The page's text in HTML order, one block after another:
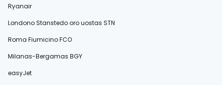
Ryanair
Londono Stanstedo oro uostas STN
Roma Fiumicino FCO
Milanas-Bergamas BGY
easyJet